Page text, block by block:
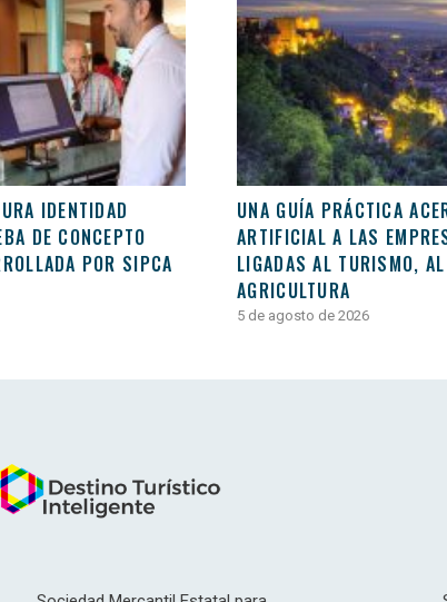
IDENTIDAD
DE CONCEPTO
POR SIPCA
UNA GUÍA PRÁCTICA
ARTIFICIAL A LAS
LIGADAS AL TURISMO,
AGRICULTURA
5 de agosto de 2026